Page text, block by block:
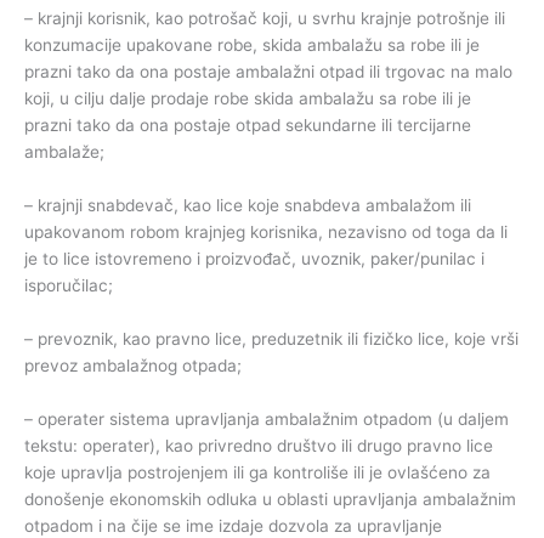
– krajnji korisnik, kao potrošač koji, u svrhu krajnje potrošnje ili
konzumacije upakovane robe, skida ambalažu sa robe ili je
prazni tako da ona postaje ambalažni otpad ili trgovac na malo
koji, u cilju dalje prodaje robe skida ambalažu sa robe ili je
prazni tako da ona postaje otpad sekundarne ili tercijarne
ambalaže;
– krajnji snabdevač, kao lice koje snabdeva ambalažom ili
upakovanom robom krajnjeg korisnika, nezavisno od toga da li
je to lice istovremeno i proizvođač, uvoznik, paker/punilac i
isporučilac;
– prevoznik, kao pravno lice, preduzetnik ili fizičko lice, koje vrši
prevoz ambalažnog otpada;
– operater sistema upravljanja ambalažnim otpadom (u daljem
tekstu: operater), kao privredno društvo ili drugo pravno lice
koje upravlja postrojenjem ili ga kontroliše ili je ovlašćeno za
donošenje ekonomskih odluka u oblasti upravljanja ambalažnim
otpadom i na čije se ime izdaje dozvola za upravljanje